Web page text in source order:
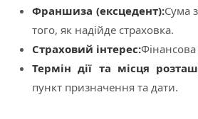
Франшиза (ексцедент):Сума
того, як надійде страховка.
Страховий інтерес:Фінансова
Термін дії та місця
пункт призначення та дати.